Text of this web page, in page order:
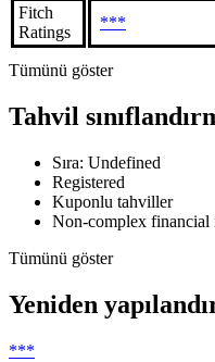
Fitch
Ratings
***
Tümünü göster
Tahvil
Sıra: Undefined
Registered
Kuponlu tahviller
Non-complex
Tümünü göster
Yeniden
***